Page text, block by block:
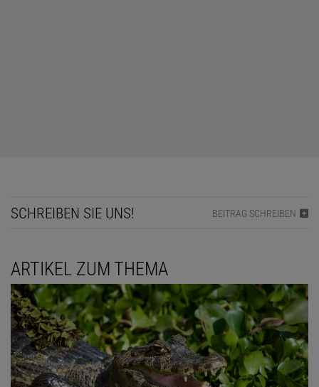
SCHREIBEN SIE UNS! BEITRAG SCHREIBEN
ARTIKEL ZUM THEMA